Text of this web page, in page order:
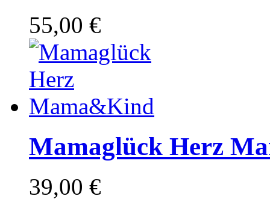
55,00 €
Mamaglück Herz
39,00 €